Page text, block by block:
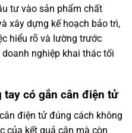
tư vào sản phẩm chất
xây dựng kế hoạch bảo trì,
hiểu rõ và lường trước
nghiệp khai thác tối
tay có gắn cân điện tử
điện tử đúng cách không
của kết quả cân mà còn